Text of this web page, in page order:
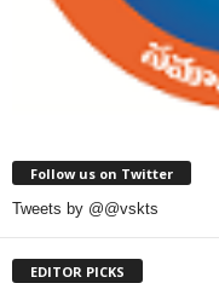
Follow us on Twitter
Tweets by @@vskts
EDITOR PICKS